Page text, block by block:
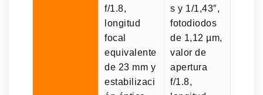
f/1.8,
longitud
focal
equivalente
de 23 mm y
estabilizaci
s y 1/1,43″,
fotodiodos
de 1,12 µm,
valor de
apertura
f/1.8,